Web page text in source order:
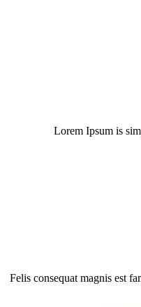
Lorem Ipsum is
Felis consequat magnis est